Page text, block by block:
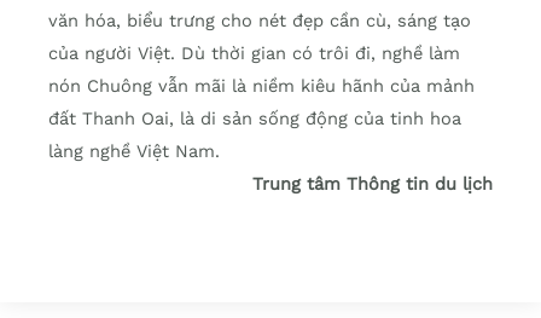
văn hóa, biểu trưng cho nét đẹp cần cù, sáng tạo
của người Việt. Dù thời gian có trôi đi, nghề làm
nón Chuông vẫn mãi là niềm kiêu hãnh của mảnh
đất Thanh Oai, là di sản sống động của tinh hoa
làng nghề Việt Nam.
Trung tâm Thông tin du lịch